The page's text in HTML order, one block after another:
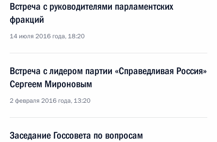
Встреча с руководителями парламентских
фракций
14 июля 2016 года, 18:20
Встреча с лидером партии «Справедливая Россия»
Сергеем Мироновым
2 февраля 2016 года, 13:20
Заседание Госсовета по вопросам